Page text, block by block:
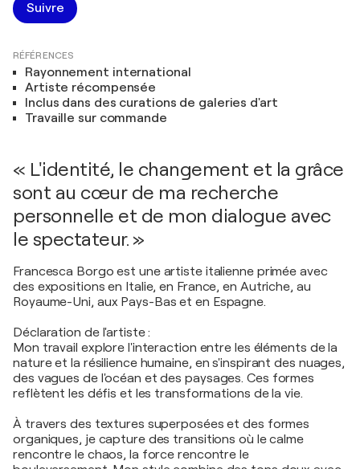
Suivre
RÉFÉRENCES
Rayonnement international
Artiste récompensée
Inclus dans des curations de galeries d'art
Travaille sur commande
« L'identité, le changement et la grâce
sont au cœur de ma recherche
personnelle et de mon dialogue avec
le spectateur. »
Francesca Borgo est une artiste italienne primée avec
des expositions en Italie, en France, en Autriche, au
Royaume-Uni, aux Pays-Bas et en Espagne.
Déclaration de l'artiste :
Mon travail explore l'interaction entre les éléments de la
nature et la résilience humaine, en s'inspirant des nuages,
des vagues de l'océan et des paysages. Ces formes
reflètent les défis et les transformations de la vie.
À travers des textures superposées et des formes
organiques, je capture des transitions où le calme
rencontre le chaos, la force rencontre le